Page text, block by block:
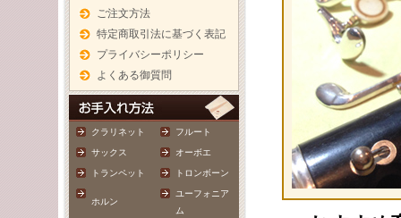
ご注文方法
特定商取引法に基づく表記
プライバシーポリシー
よくある御質問
クラリネット フルート
サックス オーボエ
トランペット トロンボーン
ホルン
ユーフォニア
ム